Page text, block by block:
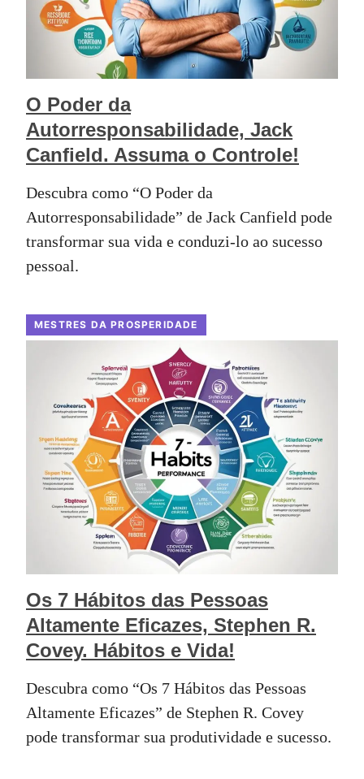
O Poder da
Autorresponsabilidade, Jack
Canfield. Assuma o Controle!
Descubra como “O Poder da
Autorresponsabilidade” de Jack Canfield pode
transformar sua vida e conduzi-lo ao sucesso
pessoal.
MESTRES DA PROSPERIDADE
Os 7 Hábitos das Pessoas
Altamente Eficazes, Stephen R.
Covey. Hábitos e Vida!
Descubra como “Os 7 Hábitos das Pessoas
Altamente Eficazes” de Stephen R. Covey
pode transformar sua produtividade e sucesso.